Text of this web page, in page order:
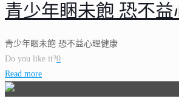
青少年睏未飽 恐不益
青少年睏未飽 恐不益心理健康
Do you like it?0
Read more